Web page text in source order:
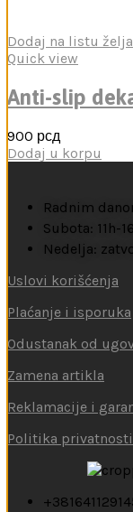
Dodaj na listu želja
Quick view
Anti-slip
900 рсд
Dodaj u korpu
Radnim
Subota: 11h-
Nedelja:
Uslovi korišćenja
Plaćanje i isporuka
Odustanak od
Zamena artikla
Reklamacije i
Politika privatnosti